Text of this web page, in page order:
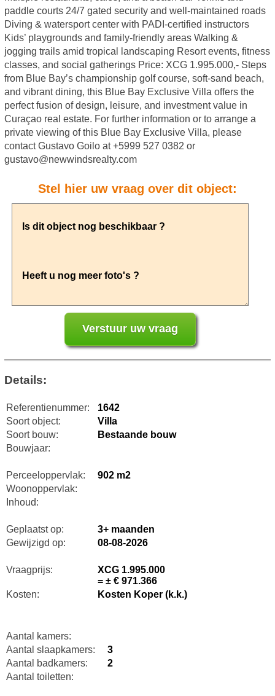
paddle courts 24/7 gated security and well-maintained roads
Diving & watersport center with PADI-certified instructors
Kids’ playgrounds and family-friendly areas Walking &
jogging trails amid tropical landscaping Resort events, fitness
classes, and social gatherings Price: XCG 1.995.000,- Steps
from Blue Bay’s championship golf course, soft-sand beach,
and vibrant dining, this Blue Bay Exclusive Villa offers the
perfect fusion of design, leisure, and investment value in
Curaçao real estate. For further information or to arrange a
private viewing of this Blue Bay Exclusive Villa, please
contact Gustavo Goilo at +5999 527 0382 or
gustavo@newwindsrealty.com
Stel hier uw vraag over dit object:
Details:
Referentienummer:
1642
Soort object:
Villa
Soort bouw:
Bestaande bouw
Bouwjaar:
Perceeloppervlak:
902 m2
Woonoppervlak:
Inhoud:
Geplaatst op:
3+ maanden
Gewijzigd op:
08-08-2026
Vraagprijs:
XCG 1.995.000
= ± € 971.366
Kosten:
Kosten Koper (k.k.)
Aantal kamers:
Aantal slaapkamers:
3
Aantal badkamers:
2
Aantal toiletten: